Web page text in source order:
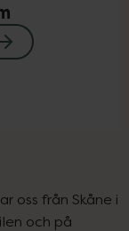
oss från Skåne i
och på